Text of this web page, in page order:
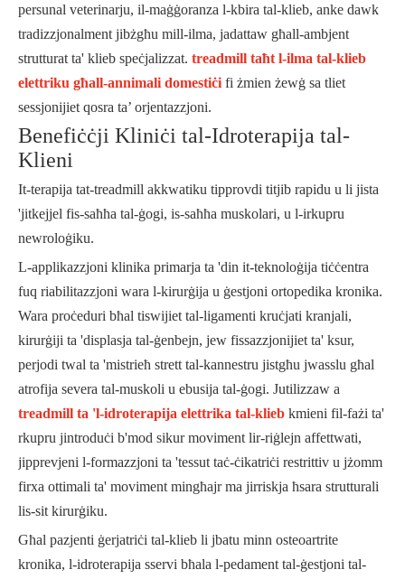
persunal veterinarju, il-maġġoranza l-kbira tal-klieb, anke dawk
tradizzjonalment jibżgħu mill-ilma, jadattaw għall-ambjent
strutturat ta' klieb speċjalizzat. treadmill taħt l-ilma tal-klieb
elettriku għall-annimali domestiċi fi żmien żewġ sa tliet
sessjonijiet qosra ta’ orjentazzjoni.
Benefiċċji Kliniċi tal-Idroterapija tal-
Klieni
It-terapija tat-treadmill akkwatiku tipprovdi titjib rapidu u li jista
'jitkejjel fis-saħħa tal-ġogi, is-saħħa muskolari, u l-irkupru
newroloġiku.
L-applikazzjoni klinika primarja ta 'din it-teknoloġija tiċċentra
fuq riabilitazzjoni wara l-kirurġija u ġestjoni ortopedika kronika.
Wara proċeduri bħal tiswijiet tal-ligamenti kruċjati kranjali,
kirurġiji ta 'displasja tal-ġenbejn, jew fissazzjonijiet ta' ksur,
perjodi twal ta 'mistrieħ strett tal-kannestru jistgħu jwasslu għal
atrofija severa tal-muskoli u ebusija tal-ġogi. Jutilizzaw a
treadmill ta 'l-idroterapija elettrika tal-klieb kmieni fil-fażi ta'
rkupru jintroduċi b'mod sikur moviment lir-riġlejn affettwati,
jipprevjeni l-formazzjoni ta 'tessut taċ-ċikatriċi restrittiv u jżomm
firxa ottimali ta' moviment mingħajr ma jirriskja ħsara strutturali
lis-sit kirurġiku.
Għal pazjenti ġerjatriċi tal-klieb li jbatu minn osteoartrite
kronika, l-idroterapija sservi bħala l-pedament tal-ġestjoni tal-